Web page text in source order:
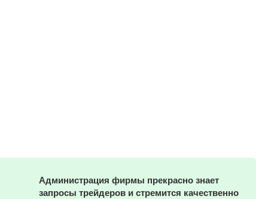
Администрация фирмы прекрасно знает
запросы трейдеров и стремится качественно